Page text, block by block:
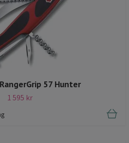
57 Hunter
1 595 kr